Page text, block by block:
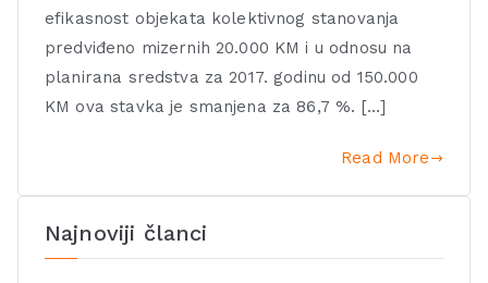
efikasnost objekata kolektivnog stanovanja
predviđeno mizernih 20.000 KM i u odnosu na
planirana sredstva za 2017. godinu od 150.000
KM ova stavka je smanjena za 86,7 %. […]
Read More
Najnoviji članci